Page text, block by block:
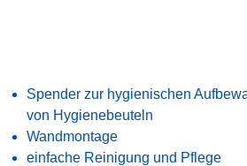
Spender zur hygienischen
von Hygienebeuteln
Wandmontage
einfache Reinigung und Pflege